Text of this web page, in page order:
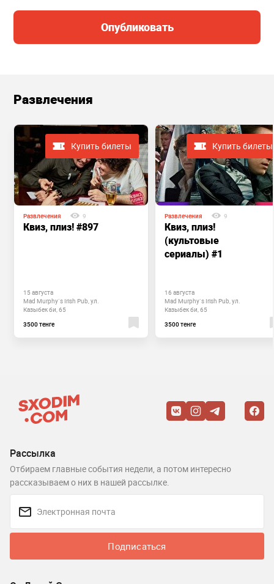
Опубликовать
Развлечения
Купить билеты
Развлечения 9
Квиз, плиз! #897
15 августа
Mad Murphy`s Irish Pub, ул.
Казыбек би, 65
3500 тенге
Купить билеты
Развлечения 9
Квиз, плиз!
(культовые
сериалы) #1
16 августа
Mad Murphy`s Irish Pub, ул.
Казыбек би, 65
3500 тенге
Рассылка
Отбираем главные события недели, а потом интересно
рассказываем о них в нашей рассылке.
Подписаться